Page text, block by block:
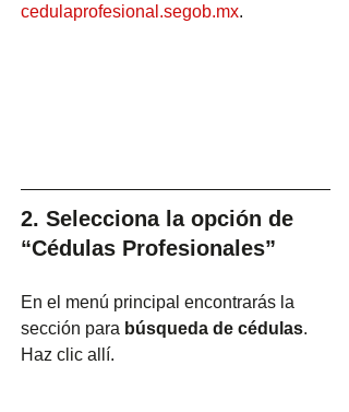
cedulaprofesional.segob.mx.
2. Selecciona la opción de
“Cédulas Profesionales”
En el menú principal encontrarás la
sección para búsqueda de cédulas.
Haz clic allí.